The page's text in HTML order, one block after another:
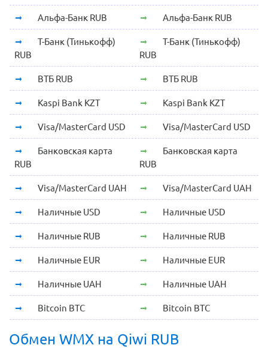
Альфа-Банк RUB Альфа-Банк RUB
Т-Банк (Тинькофф)
RUB
Т-Банк (Тинькофф)
RUB
ВТБ RUB ВТБ RUB
Kaspi Bank KZT Kaspi Bank KZT
Visa/MasterCard USD Visa/MasterCard USD
Банковская карта
RUB
Банковская карта
RUB
Visa/MasterCard UAH Visa/MasterCard UAH
Наличные USD Наличные USD
Наличные RUB Наличные RUB
Наличные EUR Наличные EUR
Наличные UAH Наличные UAH
Bitcoin BTC Bitcoin BTC
Обмен WMX на Qiwi RUB